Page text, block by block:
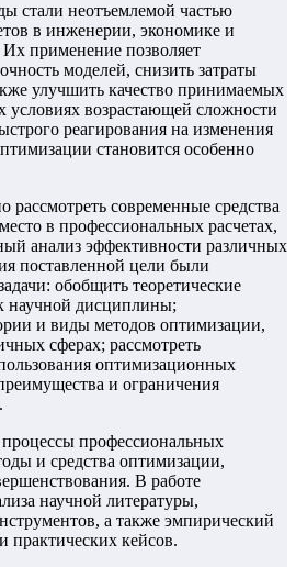
стали неотъемлемой частью
в инженерии, экономике и
применение позволяет
моделей, снизить затраты
улучшить качество принимаемых
возрастающей сложности
реагирования на изменения
становится особенно
современные средства
в профессиональных расчетах,
анализ эффективности различных
поставленной цели были
обобщить теоретические
научной дисциплины;
и виды методов оптимизации,
сферах; рассмотреть
оптимизационных
и ограничения
профессиональных
и средства оптимизации,
В работе
научной литературы,
а также эмпирический
практических кейсов.